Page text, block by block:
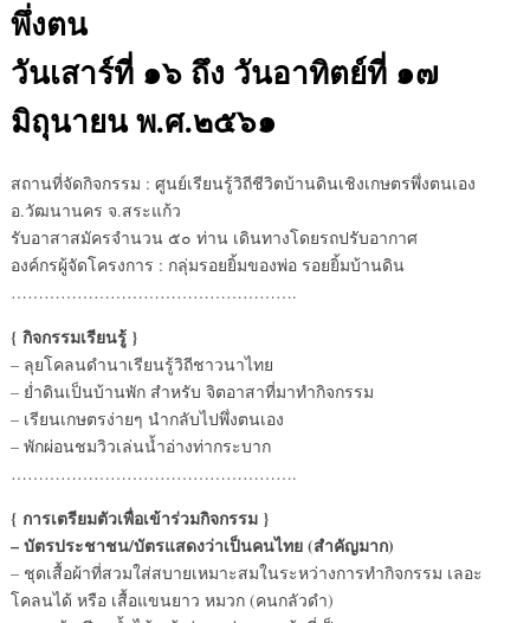
พึ่งตน
วันเสาร์ที่ ๑๖ ถึง วันอาทิตย์ที่ ๑๗
มิถุนายน พ.ศ.๒๕๖๑
สถานที่จัดกิจกรรม : ศูนย์เรียนรู้วิถีชีวิตบ้านดินเชิงเกษตรพึ่งตนเอง
อ.วัฒนานคร จ.สระแก้ว
รับอาสาสมัครจำนวน ๕๐ ท่าน เดินทางโดยรถปรับอากาศ
องค์กรผู้จัดโครงการ : กลุ่มรอยยิ้มของพ่อ รอยยิ้มบ้านดิน
…………………………………………….
{ กิจกรรมเรียนรู้ }
– ลุยโคลนดำนาเรียนรู้วิถีชาวนาไทย
– ย่ำดินเป็นบ้านพัก สำหรับ จิตอาสาที่มาทำกิจกรรม
– เรียนเกษตรง่ายๆ นำกลับไปพึ่งตนเอง
– พักผ่อนชมวิวเล่นน้ำอ่างท่ากระบาก
…………………………………………….
{ การเตรียมตัวเพื่อเข้าร่วมกิจกรรม }
– บัตรประชาชน/บัตรแสดงว่าเป็นคนไทย (สำคัญมาก)
– ชุดเสื้อผ้าที่สวมใส่สบายเหมาะสมในระหว่างการทำกิจกรรม เลอะ
โคลนได้ หรือ เสื้อแขนยาว หมวก (คนกลัวดำ)